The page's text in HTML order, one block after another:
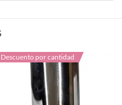
Descuento por cantidad